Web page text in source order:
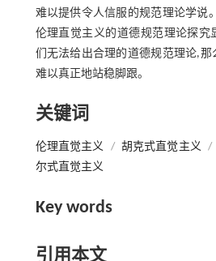
难以提供令人信服的规范理论学说
伦理直觉主义的道德规范理论探究
们无法给出合理的道德规范理论,
难以真正地站稳脚跟。
关键词
伦理直觉主义 / 胡克式直觉主义 /
尔式直觉主义
Key words
引用本文